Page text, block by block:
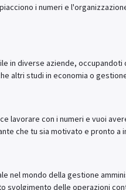
i numeri e
in diverse aziende, occupandoti
altri studi in economia o
lavorare con i numeri e vuoi
che tu sia motivato e pronto a
nel mondo della gestione
delle operazioni